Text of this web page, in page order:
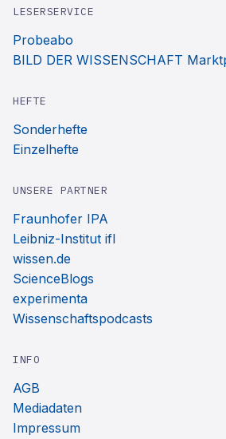
LESERSERVICE
Probeabo
BILD DER WISSENSCHAFT
HEFTE
Sonderhefte
Einzelhefte
UNSERE PARTNER
Fraunhofer IPA
Leibniz-Institut ifl
wissen.de
ScienceBlogs
experimenta
Wissenschaftspodcasts
INFO
AGB
Mediadaten
Impressum